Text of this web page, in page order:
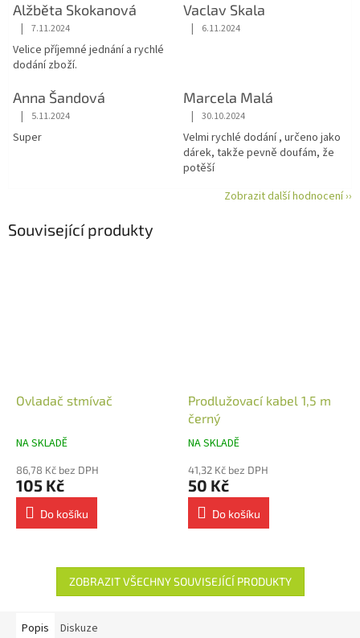
Alžběta Skokanová
Hodnocení obchodu je 5 z 5 hvězdiček.
| 7.11.2024
Velice příjemné jednání a rychlé
dodání zboží.
Vaclav Skala
Hodnocení obchodu je 5 z 5
| 6.11.2024
Anna Šandová
Hodnocení obchodu je 5 z 5 hvězdiček.
| 5.11.2024
Super
Marcela Malá
Hodnocení obchodu je 5 z 5
| 30.10.2024
Velmi rychlé dodání , určeno jako
dárek, takže pevně doufám, že
potěší
Zobrazit další hodnocení ››
Související produkty
Ovladač stmívač
NA SKLADĚ
86,78 Kč bez DPH
105 Kč
Do košíku
Prodlužovací kabel 1,5 m
černý
NA SKLADĚ
41,32 Kč bez DPH
50 Kč
Do košíku
ZOBRAZIT VŠECHNY SOUVISEJÍCÍ PRODUKTY
Popis Diskuze